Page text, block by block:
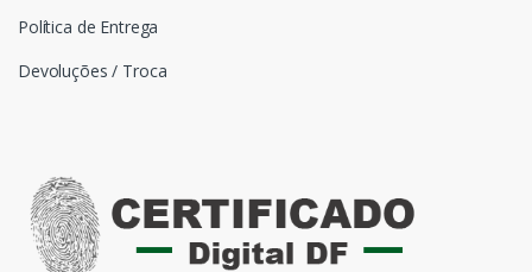
Política de Entrega
Devoluções / Troca